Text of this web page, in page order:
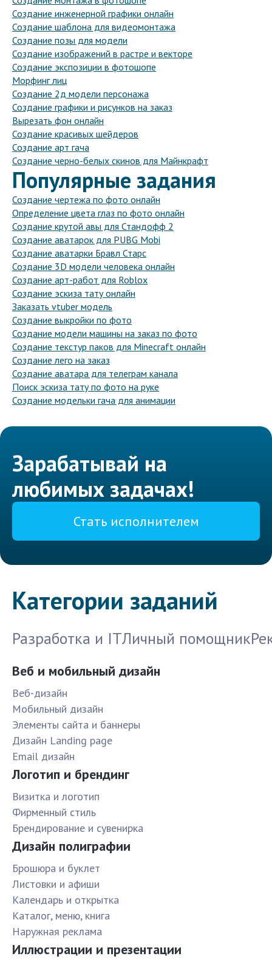
Создание инженерной графики онлайн
Создание шаблона для видеомонтажа
Создание позы для модели
Создание изображений в растре и векторе
Создание экспозиции в фотошопе
Морфинг лиц
Создание 2д модели персонажа
Создание графики и рисунков на заказ
Вырезать фон онлайн
Создание красивых шейдеров
Создание арт гача
Создание черно-белых скинов для Майнкрафт
Популярные задания
Создание чертежа по фото онлайн
Определение цвета глаз по фото онлайн
Создание крутой авы для Стандофф 2
Создание аватарок для PUBG Mobi
Создание аватарки Бравл Старс
Создание 3D модели человека онлайн
Создание арт-работ для Roblox
Создание эскиза тату онлайн
Заказать vtuber модель
Создание выкройки по фото
Создание модели машины на заказ по фото
Создание текстур паков для Minecraft онлайн
Создание лего на заказ
Создание аватара для телеграм канала
Поиск эскиза тату по фото на руке
Создание модельки гача для анимации
Зарабатывай на
любимых задачах!
Стать исполнителем
Категории заданий
Разработка и ITЛичный помощник
Веб и мобильный дизайн
Веб-дизайн
Мобильный дизайн
Элементы сайта и баннеры
Дизайн Landing page
Email дизайн
Логотип и брендинг
Визитка и логотип
Фирменный стиль
Брендирование и сувенирка
Дизайн полиграфии
Брошюра и буклет
Листовки и афиши
Календарь и открытка
Каталог, меню, книга
Наружная реклама
Иллюстрации и презентации